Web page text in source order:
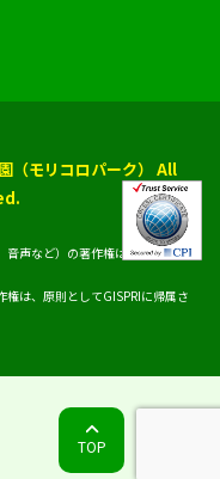
モリコロパーク） All
音声など）の著作権は、原則とし
は、原則としてGISPRIに帰属さ
TOP